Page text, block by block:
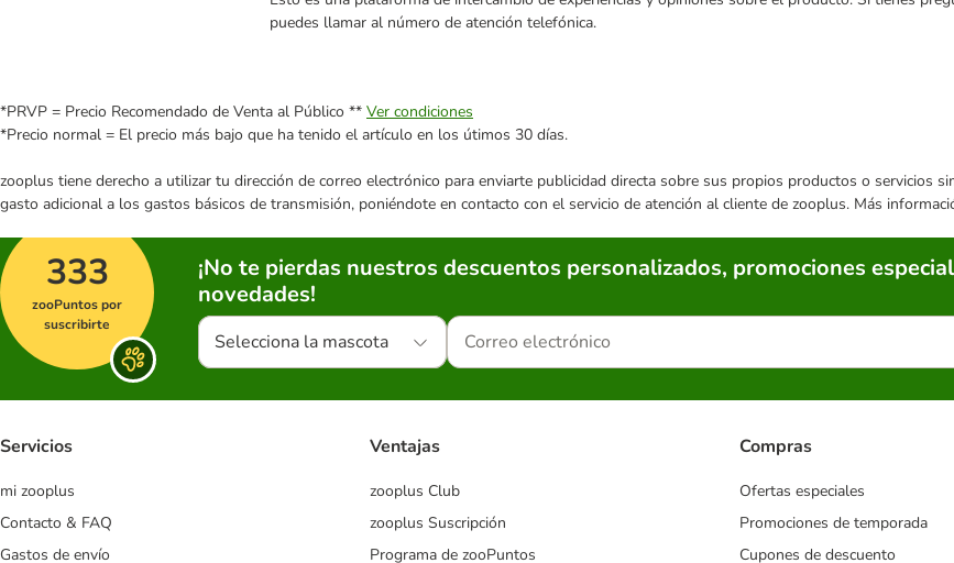
puedes llamar al número de atención telefónica.
*PRVP = Precio Recomendado de Venta al Público ** Ver condiciones
*Precio normal = El precio más bajo que ha tenido el artículo en los útimos 30 días.
zooplus tiene derecho a utilizar tu dirección de correo electrónico para enviarte publicidad directa sobre sus propios productos o servicios
gasto adicional a los gastos básicos de transmisión, poniéndote en contacto con el servicio de atención al cliente de zooplus. Más
333
zooPuntos por
suscribirte
¡No te pierdas nuestros descuentos personalizados, promociones
novedades!
Selecciona la mascota
Servicios
mi zooplus
Contacto & FAQ
Gastos de envío
Ventajas
zooplus Club
zooplus Suscripción
Programa de zooPuntos
Compras
Ofertas especiales
Promociones de temporada
Cupones de descuento